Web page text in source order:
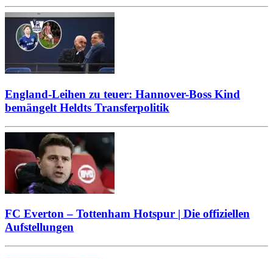
England-Leihen zu teuer: Hannover-Boss Kind
bemängelt Heldts Transferpolitik
FC Everton – Tottenham Hotspur | Die offiziellen
Aufstellungen